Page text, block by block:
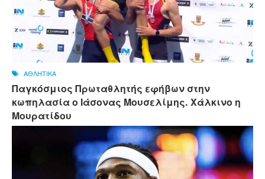
ΑΘΛΗΤΙΚΑ
Παγκόσμιος Πρωταθλητής εφήβων στην
κωπηλασία ο Ιάσονας Μουσελίμης. Χάλκινο η
Μουρατίδου